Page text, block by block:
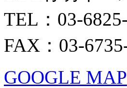
TEL：03-
FAX：03-
GOOGLE MAP